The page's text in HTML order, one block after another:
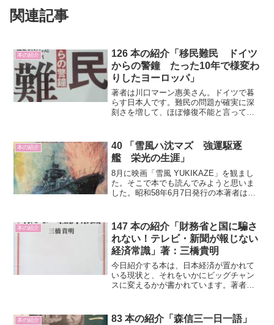
関連記事
本の紹介
126 本の紹介「移民難民 ドイツ
からの警鐘 たった10年で様変わ
りしたヨーロッパ」
著者は川口マーン惠美さん。ドイツで暮
らす日本人です。難民の問題が確実に深
刻さを増して、ほぼ修復不能と言って大
本の紹介
40 「雪風ハ沈マズ 強運駆逐
艦 栄光の生涯」
8月に映画「雪風 YUKIKAZE」を観まし
た。そこで本でも読んでみようと思いま
した。昭和58年6月7日発行の本著者は豊
雪風が参加した作戦を網羅していますの
で、読み応え...
本の紹介
147 本の紹介「財務省と国に騙さ
れない！テレビ・新聞が報じない
経済常識」著：三橋貴明
今日紹介する本は、日本経済が置かれて
いる現状と、それをいかにビッグチャン
スに変えるかが書かれています。著者は
本の紹介 83 本の紹介「森信三一日一語」